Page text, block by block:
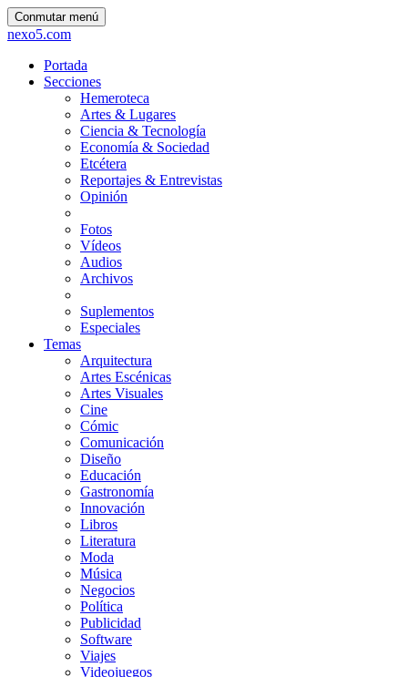
Conmutar menú
nexo5.com
Portada
Secciones
Hemeroteca
Artes & Lugares
Ciencia & Tecnología
Economía & Sociedad
Etcétera
Reportajes & Entrevistas
Opinión
Fotos
Vídeos
Audios
Archivos
Suplementos
Especiales
Temas
Arquitectura
Artes Escénicas
Artes Visuales
Cine
Cómic
Comunicación
Diseño
Educación
Gastronomía
Innovación
Libros
Literatura
Moda
Música
Negocios
Política
Publicidad
Software
Viajes
Videojuegos